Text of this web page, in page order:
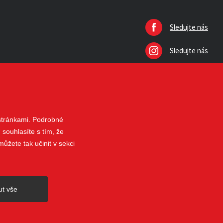
Sledujte nás
Sledujte nás
Podrobné
souhlasíte s tím, že
tak učinit v sekci
vše